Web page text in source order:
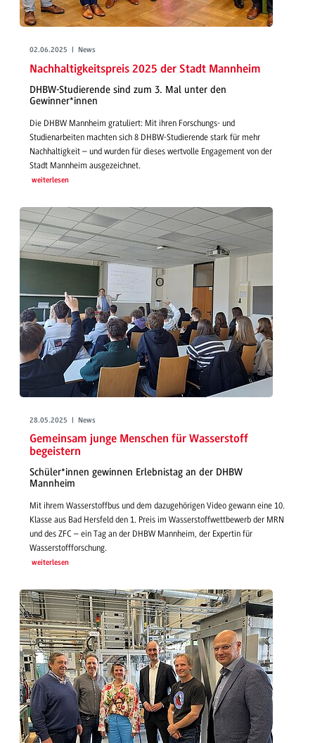
02.06.2025 | News
Nachhaltigkeitspreis 2025 der Stadt Mannheim
DHBW-Studierende sind zum 3. Mal unter den
Gewinner*innen
Die DHBW Mannheim gratuliert: Mit ihren Forschungs- und
Studienarbeiten machten sich 8 DHBW-Studierende stark für mehr
Nachhaltigkeit – und wurden für dieses wertvolle Engagement von der
Stadt Mannheim ausgezeichnet.
weiterlesen
28.05.2025 | News
Gemeinsam junge Menschen für Wasserstoff
begeistern
Schüler*innen gewinnen Erlebnistag an der DHBW
Mannheim
Mit ihrem Wasserstoffbus und dem dazugehörigen Video gewann eine 10.
Klasse aus Bad Hersfeld den 1. Preis im Wasserstoffwettbewerb der MRN
und des ZFC – ein Tag an der DHBW Mannheim, der Expertin für
Wasserstoffforschung.
weiterlesen